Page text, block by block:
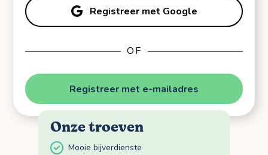
Registreer met Google
OF
Registreer met e-mailadres
Onze troeven
Mooie bijverdienste